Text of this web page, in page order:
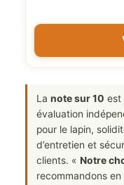
La note sur 10 est
évaluation
pour le lapin,
d’entretien et
clients. « Notre
recommandons